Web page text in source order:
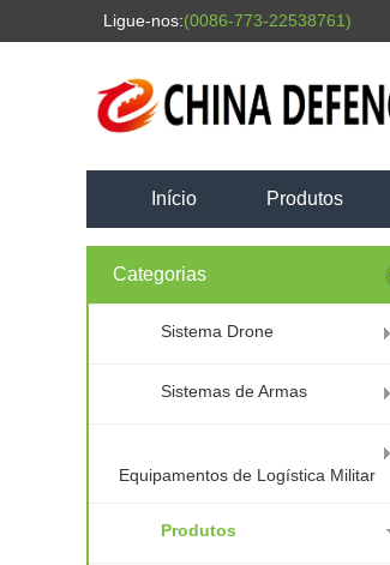
Ligue-nos:(0086-773-22538761)
Início Produtos
Categorias
Sistema Drone
Sistemas de Armas
Equipamentos de Logística Militar
Produtos